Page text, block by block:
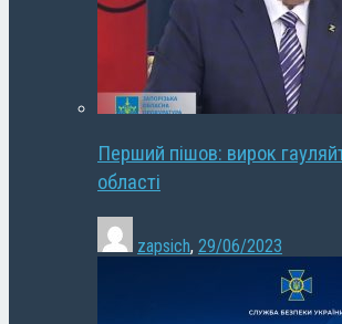
Перший пішов: вирок
області
zapsich, 29/06/2023